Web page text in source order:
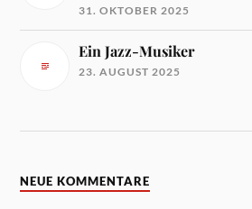
31. OKTOBER 2025
Ein Jazz-Musiker
23. AUGUST 2025
NEUE KOMMENTARE